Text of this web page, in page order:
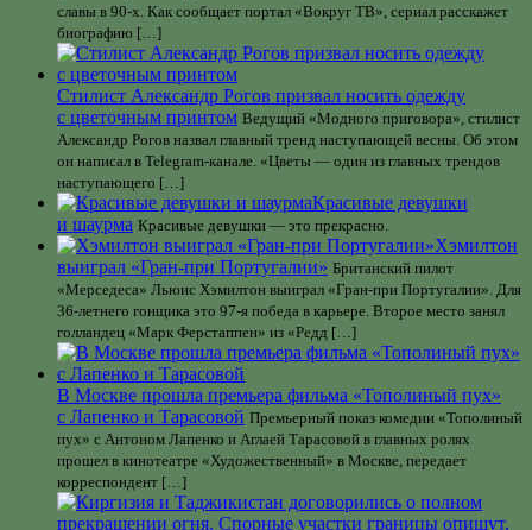
славы в 90-х. Как сообщает портал «Вокруг ТВ», сериал расскажет
биографию […]
Стилист Александр Рогов призвал носить одежду
с цветочным принтом Ведущий «Модного приговора», стилист
Александр Рогов назвал главный тренд наступающей весны. Об этом
он написал в Telegram-канале. «Цветы — один из главных трендов
наступающего […]
Красивые девушки
и шаурма Красивые девушки — это прекрасно.
Хэмилтон
выиграл «Гран-при Португалии» Британский пилот
«Мерседеса» Льюис Хэмилтон выиграл «Гран-при Португалии». Для
36-летнего гонщика это 97-я победа в карьере. Второе место занял
голландец «Марк Ферстаппен» из «Редд […]
В Москве прошла премьера фильма «Тополиный пух»
с Лапенко и Тарасовой Премьерный показ комедии «Тополиный
пух» с Антоном Лапенко и Аглаей Тарасовой в главных ролях
прошел в кинотеатре «Художественный» в Москве, передает
корреспондент […]